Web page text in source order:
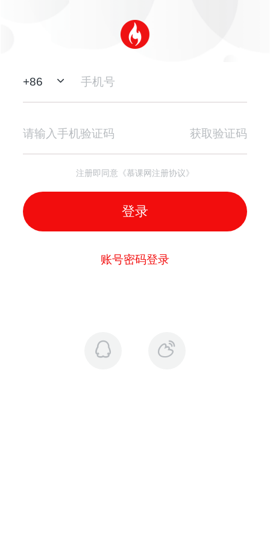
+86
获取验证码
注册即同意《慕课网注册协议》
登录
账号密码登录